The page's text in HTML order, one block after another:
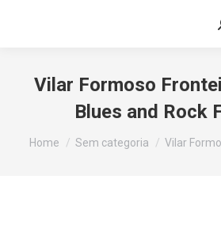
Vilar Formoso
Blues and Rock
You are here:
Home Sem categoria Vilar